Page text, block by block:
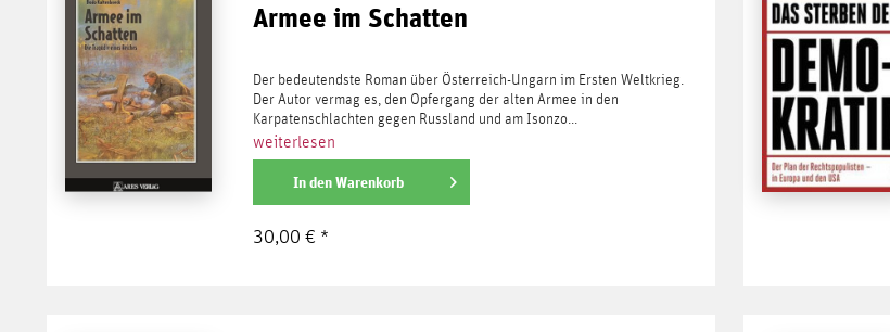
Armee im Schatten
Der bedeutendste Roman über Österreich-Ungarn im Ersten Weltkrieg.
Der Autor vermag es, den Opfergang der alten Armee in den
Karpatenschlachten gegen Russland und am Isonzo...
weiterlesen
In den Warenkorb
30,00 € *